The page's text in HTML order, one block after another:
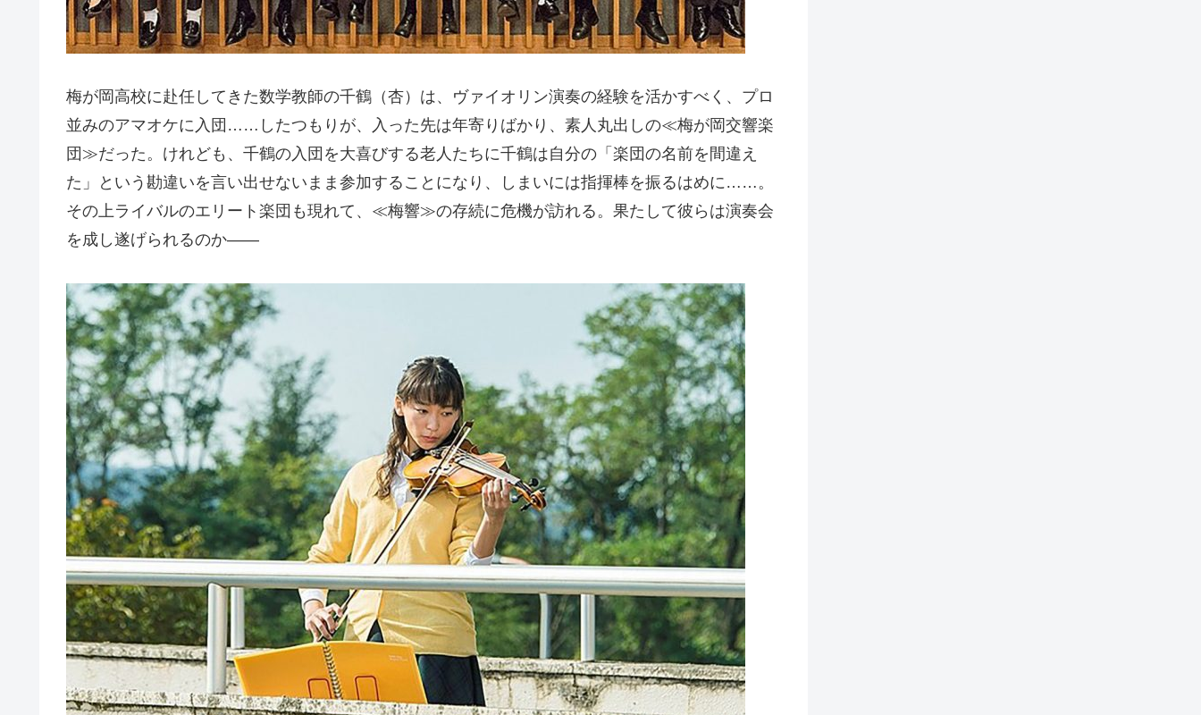
梅が岡高校に赴任してきた数学教師の千鶴（杏）は、ヴァイオリン演奏の経験を活かすべく、プロ
並みのアマオケに入団……したつもりが、入った先は年寄りばかり、素人丸出しの≪梅が岡交響楽
団≫だった。けれども、千鶴の入団を大喜びする老人たちに千鶴は自分の「楽団の名前を間違え
た」という勘違いを言い出せないまま参加することになり、しまいには指揮棒を振るはめに……。
その上ライバルのエリート楽団も現れて、≪梅響≫の存続に危機が訪れる。果たして彼らは演奏会
を成し遂げられるのか――